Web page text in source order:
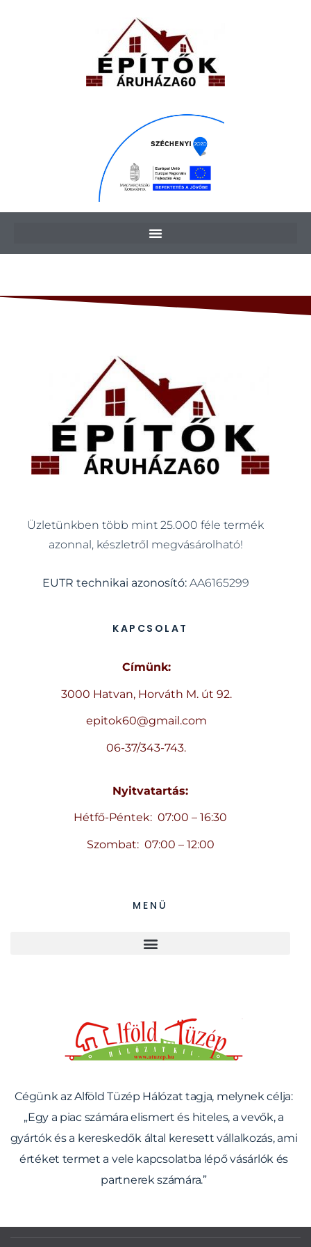
Üzletünkben több mint 25.000 féle termék
azonnal, készletről megvásárolható!
EUTR technikai azonosító:AA6165299
KAPCSOLAT
Címünk:
3000 Hatvan, Horváth M. út 92.
epitok60@gmail.com
06-37/343-743.
Nyitvatartás:
Hétfő-Péntek: 07:00 – 16:30
Szombat: 07:00 – 12:00
MENÜ
Cégünk az Alföld Tüzép Hálózat tagja, melynek célja:
„Egy a piac számára elismert és hiteles, a vevők, a
gyártók és a kereskedők által keresett vállalkozás, ami
értéket termet a vele kapcsolatba lépő vásárlók és
partnerek számára.”